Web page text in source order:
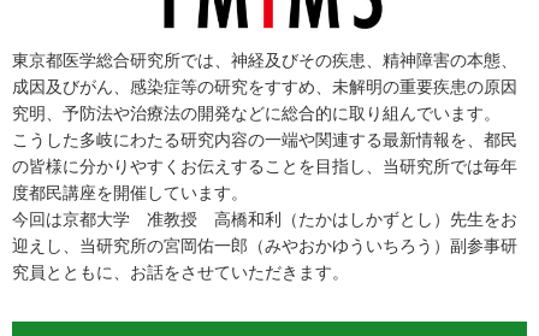
東京都医学総合研究所では、神経及びその疾患、精神障害の本態、
成因及びがん、感染症等の研究をすすめ、未解明の重要疾患の原因
究明、予防法や治療法の開発などに総合的に取り組んでいます。
こうした多岐にわたる研究内容の一端や関連する最新情報を、都民
の皆様に分かりやすくお伝えすることを目指し、当研究所では毎年
度都民講座を開催しています。
今回は京都大学 准教授 高橋和利（たかはしかずとし）先生をお
迎えし、当研究所の宮岡佑一郎（みやおかゆういちろう）副参事研
究員とともに、お話をさせていただきます。